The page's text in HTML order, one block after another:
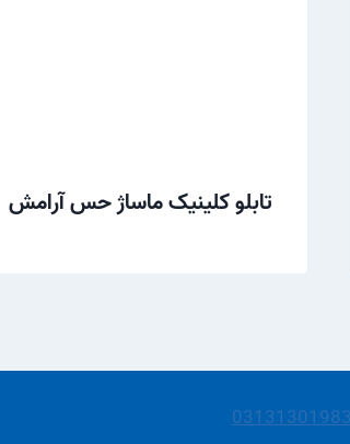
تابلو کلینیک ماساژ حس آرامش